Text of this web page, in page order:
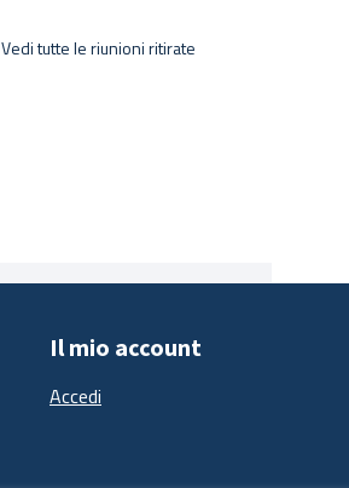
Vedi tutte le riunioni ritirate
Il mio account
Accedi